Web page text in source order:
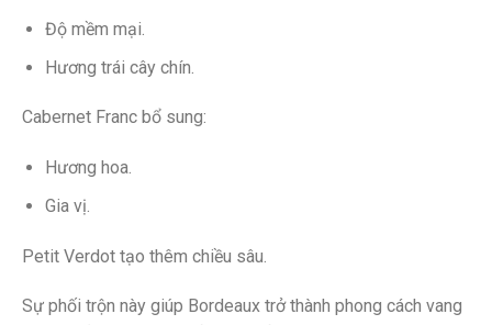
Độ mềm mại.
Hương trái cây chín.
Cabernet Franc bổ sung:
Hương hoa.
Gia vị.
Petit Verdot tạo thêm chiều sâu.
Sự phối trộn này giúp Bordeaux trở thành phong cách vang